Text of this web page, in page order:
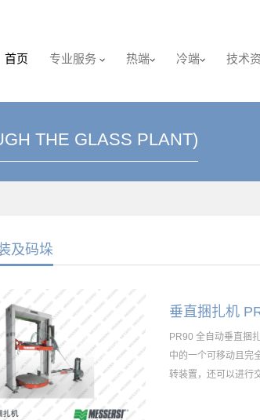
首页 专业服务 热端 冷端 技术
THE GLASS PLANT)
及码垛
垂直捆扎机
PR90 全自动垂直捆
中的一个可移动且完
转装置，还可以进行